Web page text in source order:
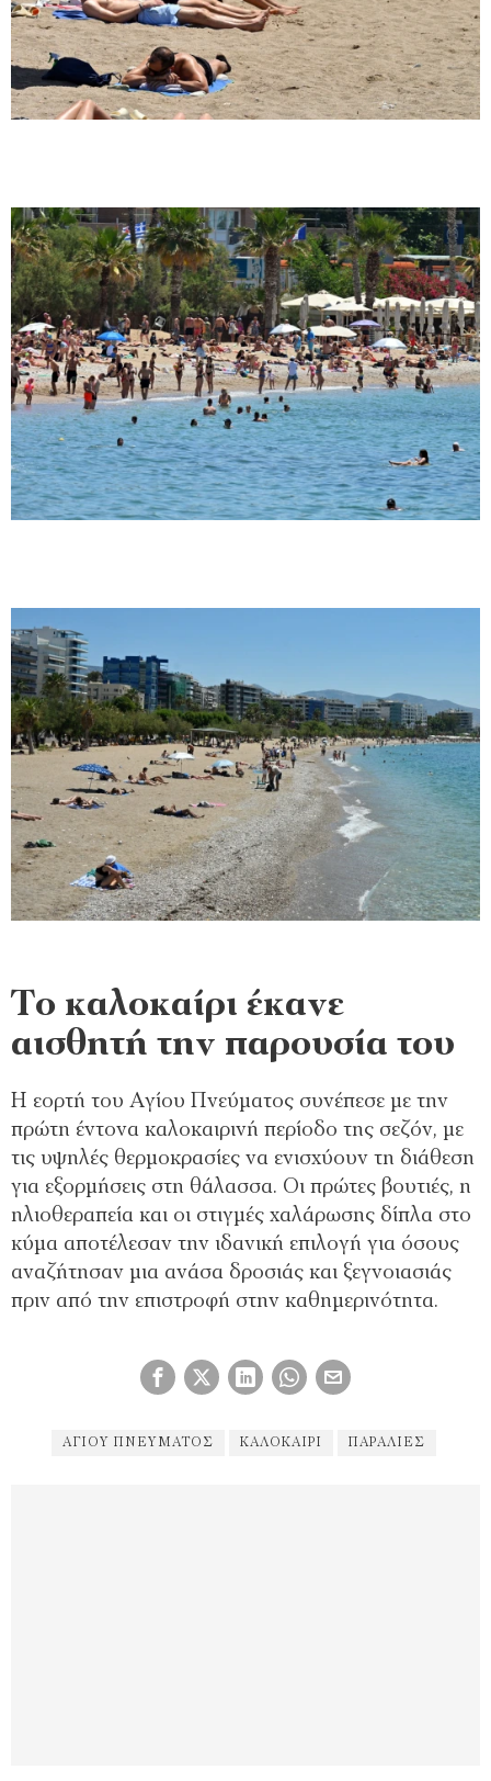
Το καλοκαίρι έκανε
αισθητή την παρουσία του
Η εορτή του Αγίου Πνεύματος συνέπεσε με την
πρώτη έντονα καλοκαιρινή περίοδο της σεζόν, με
τις υψηλές θερμοκρασίες να ενισχύουν τη διάθεση
για εξορμήσεις στη θάλασσα. Οι πρώτες βουτιές, η
ηλιοθεραπεία και οι στιγμές χαλάρωσης δίπλα στο
κύμα αποτέλεσαν την ιδανική επιλογή για όσους
αναζήτησαν μια ανάσα δροσιάς και ξεγνοιασιάς
πριν από την επιστροφή στην καθημερινότητα.
ΑΓΊΟΥ ΠΝΕΎΜΑΤΟΣ ΚΑΛΟΚΑΊΡΙ ΠΑΡΑΛΊΕΣ